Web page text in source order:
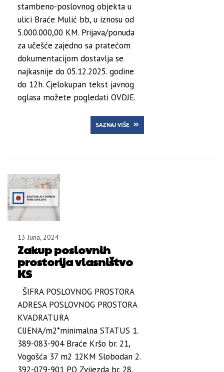
stambeno-poslovnog objekta u
ulici Braće Mulić bb, u iznosu od
5.000.000,00 KM. Prijava/ponuda
za učešće zajedno sa pratećom
dokumentacijom dostavlja se
najkasnije do 05.12.2025. godine
do 12h. Cjelokupan tekst javnog
oglasa možete pogledati OVDJE.
SAZNAJ VIŠE
13 Juna, 2024
Zakup poslovnih
prostorija vlasništvo
KS
ŠIFRA POSLOVNOG PROSTORA
ADRESA POSLOVNOG PROSTORA
KVADRATURA
CIJENA/m2*minimalna STATUS 1.
389-083-904 Braće Kršo br. 21,
Vogošća 37 m2 12KM Slobodan 2.
392-079-901 PO Zvijezda br. 28,